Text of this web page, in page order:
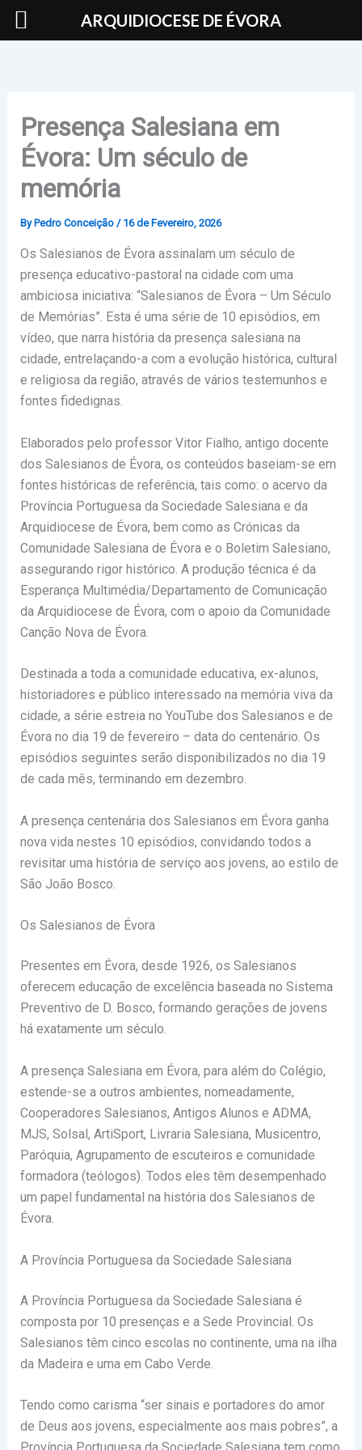
Skip
Presença Salesiana em
Évora: Um século de
memória
By Pedro Conceição / 16 de Fevereiro, 2026
Os Salesianos de Évora assinalam um século de
presença educativo-pastoral na cidade com uma
ambiciosa iniciativa: “Salesianos de Évora – Um Século
de Memórias”. Esta é uma série de 10 episódios, em
vídeo, que narra história da presença salesiana na
cidade, entrelaçando-a com a evolução histórica, cultural
e religiosa da região, através de vários testemunhos e
fontes fidedignas.
Elaborados pelo professor Vitor Fialho, antigo docente
dos Salesianos de Évora, os conteúdos baseiam-se em
fontes históricas de referência, tais como: o acervo da
Província Portuguesa da Sociedade Salesiana e da
Arquidiocese de Évora, bem como as Crónicas da
Comunidade Salesiana de Évora e o Boletim Salesiano,
assegurando rigor histórico. A produção técnica é da
Esperança Multimédia/Departamento de Comunicação
da Arquidiocese de Évora, com o apoio da Comunidade
Canção Nova de Évora.
Destinada a toda a comunidade educativa, ex-alunos,
historiadores e público interessado na memória viva da
cidade, a série estreia no YouTube dos Salesianos e de
Évora no dia 19 de fevereiro – data do centenário. Os
episódios seguintes serão disponibilizados no dia 19
de cada mês, terminando em dezembro.
A presença centenária dos Salesianos em Évora ganha
nova vida nestes 10 episódios, convidando todos a
revisitar uma história de serviço aos jovens, ao estilo de
São João Bosco.
Os Salesianos de Évora
Presentes em Évora, desde 1926, os Salesianos
oferecem educação de excelência baseada no Sistema
Preventivo de D. Bosco, formando gerações de jovens
há exatamente um século.
A presença Salesiana em Évora, para além do Colégio,
estende-se a outros ambientes, nomeadamente,
Cooperadores Salesianos, Antigos Alunos e ADMA,
MJS, Solsal, ArtiSport, Livraria Salesiana, Musicentro,
Paróquia, Agrupamento de escuteiros e comunidade
formadora (teólogos). Todos eles têm desempenhado
um papel fundamental na história dos Salesianos de
Évora.
A Província Portuguesa da Sociedade Salesiana
A Província Portuguesa da Sociedade Salesiana é
composta por 10 presenças e a Sede Provincial. Os
Salesianos têm cinco escolas no continente, uma na ilha
da Madeira e uma em Cabo Verde.
Tendo como carisma “ser sinais e portadores do amor
de Deus aos jovens, especialmente aos mais pobres”, a
ARQUIDIOCESE DE ÉVORA